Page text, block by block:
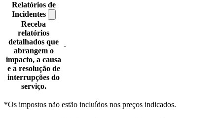
Relatórios de
Incidentes
Receba
relatórios
detalhados que
abrangem o
impacto, a causa
e a resolução de
interrupções do
serviço.
-
*Os impostos não estão incluídos nos preços indicados.